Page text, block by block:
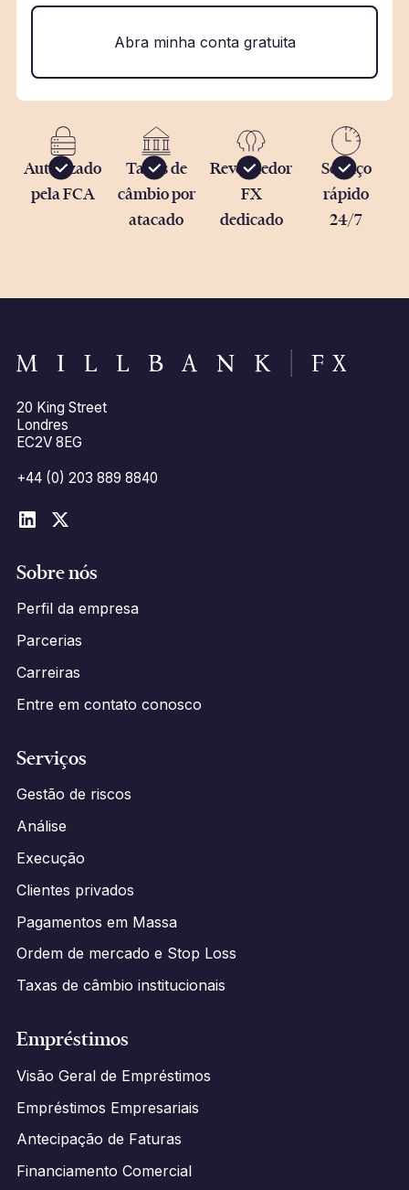
Abra minha conta gratuita
Autorizado
pela FCA
Taxas de
câmbio por
atacado
Revendedor
FX
dedicado
Serviço
rápido
24/7
20 King Street
Londres
EC2V 8EG
+44 (0) 203 889 8840
Sobre nós
Perfil da empresa
Parcerias
Carreiras
Entre em contato conosco
Serviços
Gestão de riscos
Análise
Execução
Clientes privados
Pagamentos em Massa
Ordem de mercado e Stop Loss
Taxas de câmbio institucionais
Empréstimos
Visão Geral de Empréstimos
Empréstimos Empresariais
Antecipação de Faturas
Financiamento Comercial